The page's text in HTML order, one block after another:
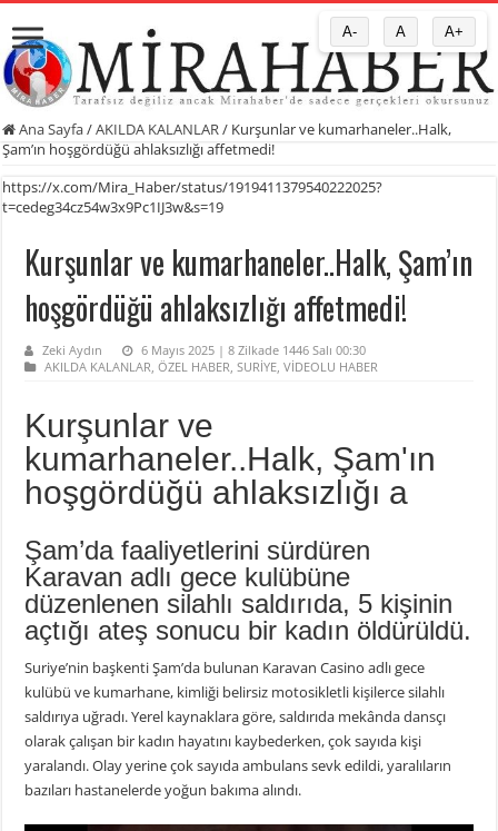
Ana Sayfa/AKILDA KALANLAR / Kurşunlar ve kumarhaneler..Halk,
Şam’ın hoşgördüğü ahlaksızlığı affetmedi!
https://x.com/Mira_Haber/status/1919411379540222025?
t=cedeg34cz54w3x9Pc1IJ3w&s=19
Kurşunlar ve kumarhaneler..Halk, Şam’ın
hoşgördüğü ahlaksızlığı affetmedi!
Zeki Aydın
6 Mayıs 2025 | 8 Zilkade 1446 Salı 00:30
AKILDA KALANLAR ,ÖZEL HABER ,SURİYE ,VİDEOLU HABER
Kurşunlar ve
kumarhaneler..Halk, Şam'ın
hoşgördüğü ahlaksızlığı a
Şam’da faaliyetlerini sürdüren
Karavan adlı gece kulübüne
düzenlenen silahlı saldırıda, 5 kişinin
açtığı ateş sonucu bir kadın öldürüldü.
Suriye’nin başkenti Şam’da bulunan Karavan Casino adlı gece
kulübü ve kumarhane, kimliği belirsiz motosikletli kişilerce silahlı
saldırıya uğradı. Yerel kaynaklara göre, saldırıda mekânda dansçı
olarak çalışan bir kadın hayatını kaybederken, çok sayıda kişi
yaralandı. Olay yerine çok sayıda ambulans sevk edildi, yaralıların
bazıları hastanelerde yoğun bakıma alındı.
A- A A+